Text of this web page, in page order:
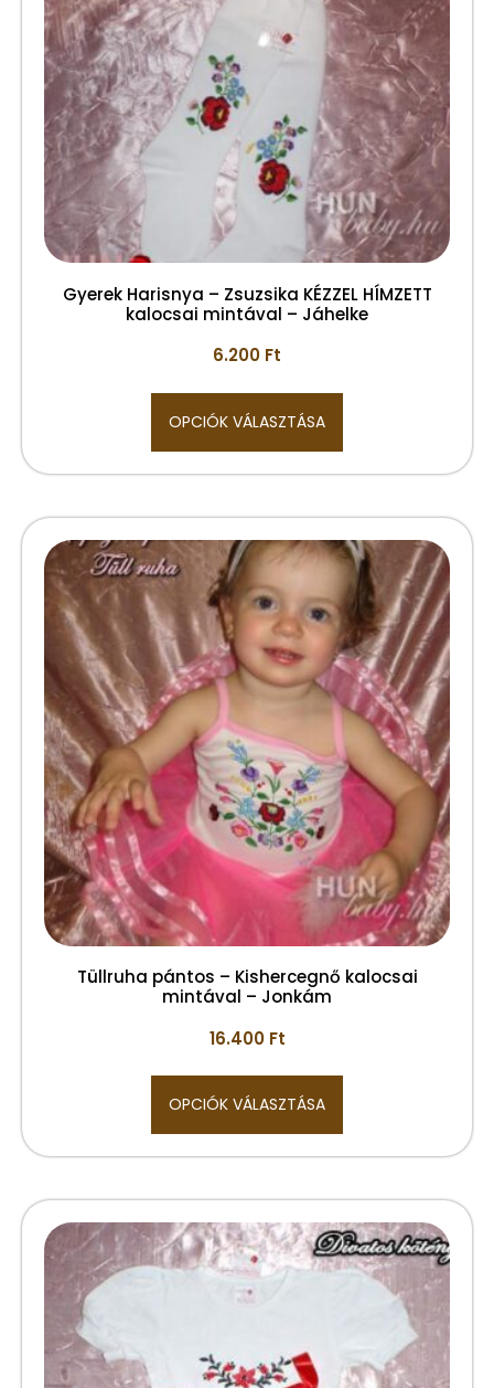
Gyerek Harisnya – Zsuzsika KÉZZEL HÍMZETT
kalocsai mintával – Jáhelke
6.200 Ft
OPCIÓK VÁLASZTÁSA
Tüllruha pántos – Kishercegnő kalocsai
mintával – Jonkám
16.400 Ft
OPCIÓK VÁLASZTÁSA